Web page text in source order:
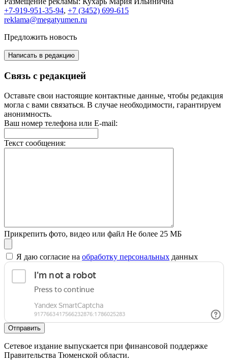
+7-919-951-35-94, +7 (3452) 699-615
reklama@megatyumen.ru
Предложить новость
Написать в редакцию
Связь с редакцией
Оставьте свои настоящие контактные данные, чтобы редакция
могла с вами связаться. В случае необходимости, гарантируем
анонимность.
Ваш номер телефона или E-mail:
Текст сообщения:
Прикрепить фото, видео или файл Не более 25 МБ
Я даю согласие на обработку персональных данных
Отправить
Сетевое издание выпускается при финансовой поддержке
Правительства Тюменской области.